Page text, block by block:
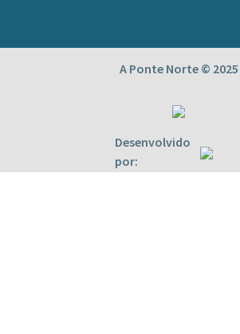
A Ponte Norte © 2025
Desenvolvido
por: